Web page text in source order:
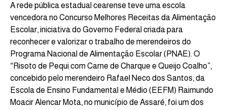
A rede pública estadual cearense teve uma escola
vencedora no Concurso Melhores Receitas da Alimentação
Escolar, iniciativa do Governo Federal criada para
reconhecer e valorizar o trabalho de merendeiros do
Programa Nacional de Alimentação Escolar (PNAE). O
“Risoto de Pequi com Carne de Charque e Queijo Coalho”,
concebido pelo merendeiro Rafael Neco dos Santos, da
Escola de Ensino Fundamental e Médio (EEFM) Raimundo
Moacir Alencar Mota, no município de Assaré, foi um dos